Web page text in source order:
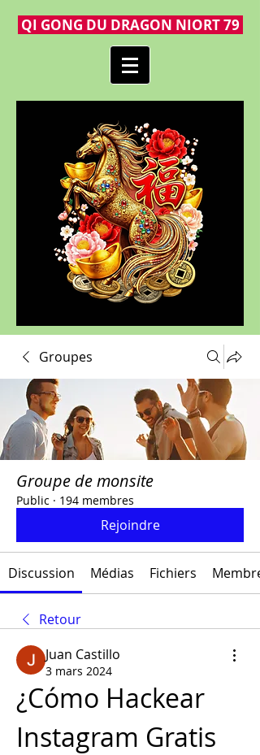
QI GONG DU DRAGON NIORT 79
Groupes
Groupe de monsite
Public · 194 membres
Rejoindre
Discussion Médias Fichiers
Retour
Juan Castillo
3 mars 2024
¿Cómo Hackear
Instagram Gratis